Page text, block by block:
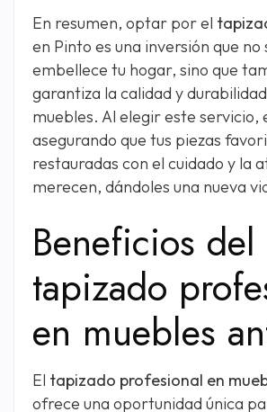
En resumen, optar por el
en Pinto es una inversión que no
embellece tu hogar, sino que
garantiza la calidad y
muebles. Al elegir este servicio,
asegurando que tus piezas
restauradas con el cuidado y la
merecen, dándoles una nueva
Beneficios del
tapizado
en muebles
El tapizado profesional en
ofrece una oportunidad única